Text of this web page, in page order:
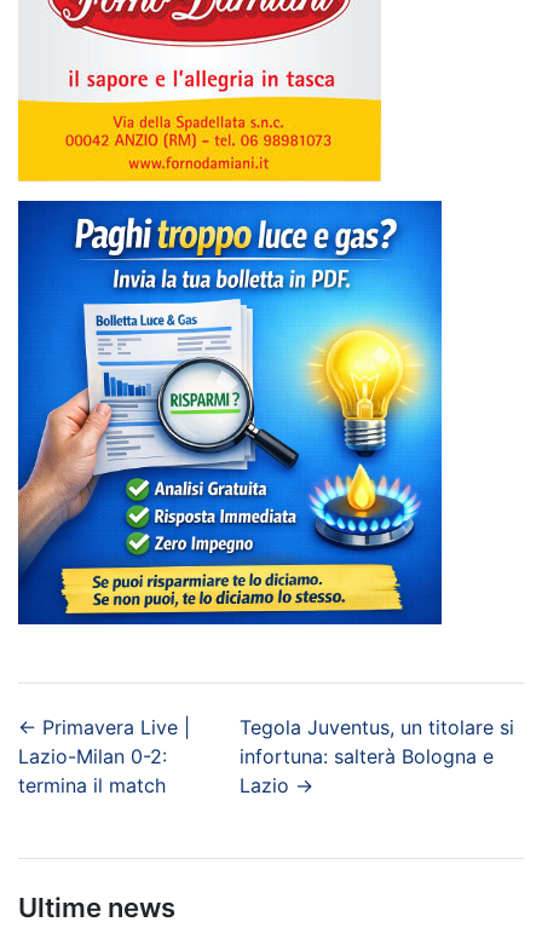
← Primavera Live |
Lazio-Milan 0-2:
termina il match
Tegola Juventus, un titolare si
infortuna: salterà Bologna e
Lazio →
Ultime news